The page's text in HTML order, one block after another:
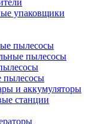
упаковщики
пылесосы
пылесосы
и аккумуляторы
станции